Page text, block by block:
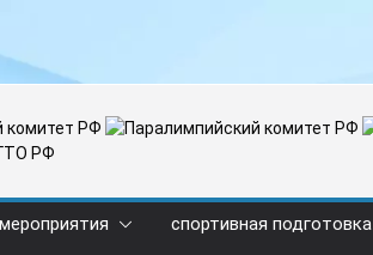
мероприятия спортивная подготовка